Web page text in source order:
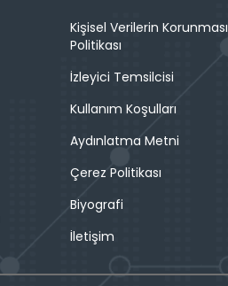
Kişisel Verilerin Korunması
Politikası
İzleyici Temsilcisi
Kullanım Koşulları
Aydınlatma Metni
Çerez Politikası
Biyografi
İletişim